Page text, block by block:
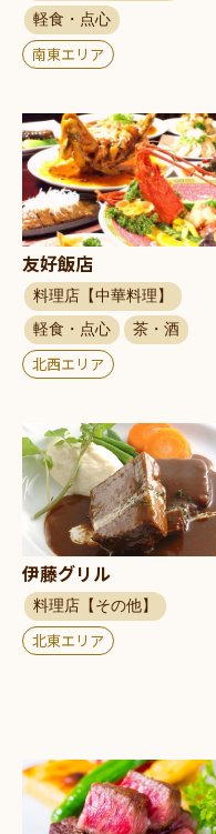
軽食・点心
南東エリア
友好飯店
料理店【中華料理】
軽食・点心
茶・酒
北西エリア
伊藤グリル
料理店【その他】
北東エリア